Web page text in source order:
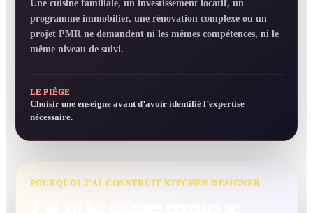
Une cuisine familiale, un investissement locatif, un
programme immobilier, une rénovation complexe ou un
projet PMR ne demandent ni les mêmes compétences, ni le
même niveau de suivi.
LE PIÈGE
Choisir une enseigne avant d’avoir identifié l’expertise
nécessaire.
POURQUOI J’AI CONSTRUIT KITCHEN DESIGNER